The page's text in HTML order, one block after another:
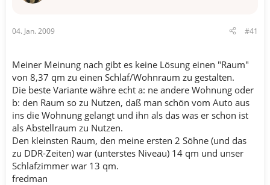
r
04. Jan. 2009 #41
Meiner Meinung nach gibt es keine Lösung einen "Raum"
von 8,37 qm zu einen Schlaf/Wohnraum zu gestalten.
Die beste Variante währe echt a: ne andere Wohnung oder
b: den Raum so zu Nutzen, daß man schön vom Auto aus
ins die Wohnung gelangt und ihn als das was er schon ist
als Abstellraum zu Nutzen.
Den kleinsten Raum, den meine ersten 2 Söhne (und das
zu DDR-Zeiten) war (unterstes Niveau) 14 qm und unser
Schlafzimmer war 13 qm.
fredman